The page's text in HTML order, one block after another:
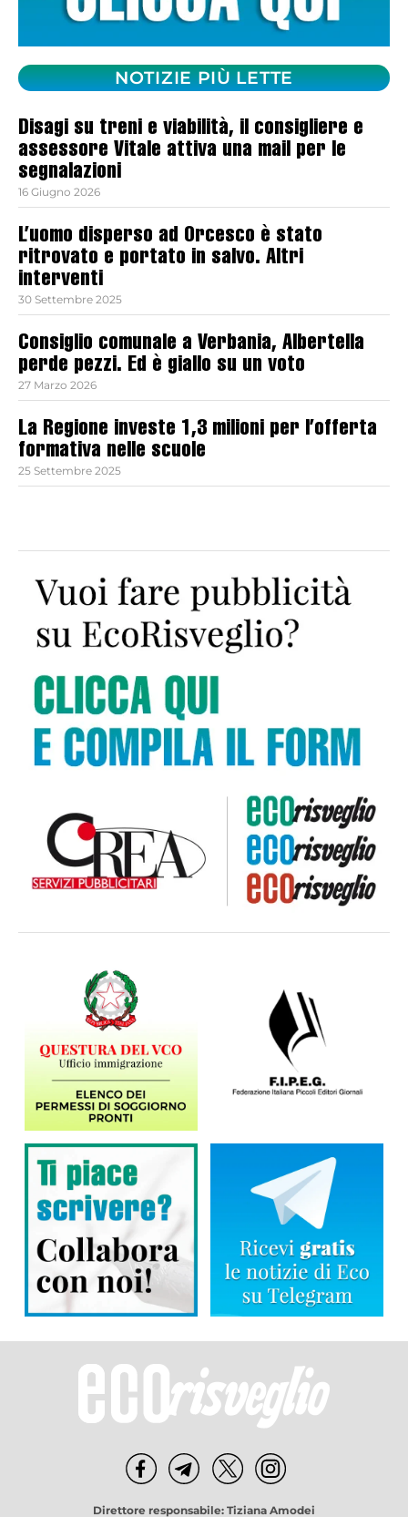
NOTIZIE PIÙ LETTE
Disagi su treni e viabilità, il consigliere e
assessore Vitale attiva una mail per le
segnalazioni
16 Giugno 2026
L’uomo disperso ad Orcesco è stato
ritrovato e portato in salvo. Altri
interventi
30 Settembre 2025
Consiglio comunale a Verbania, Albertella
perde pezzi. Ed è giallo su un voto
27 Marzo 2026
La Regione investe 1,3 milioni per l’offerta
formativa nelle scuole
25 Settembre 2025
Direttore responsabile: Tiziana Amodei